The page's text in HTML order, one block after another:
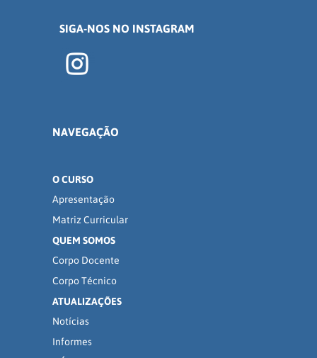
SIGA-NOS NO INSTAGRAM
NAVEGAÇÃO
O CURSO
Apresentação
Matriz Curricular
QUEM SOMOS
Corpo Docente
Corpo Técnico
ATUALIZAÇÕES
Notícias
Informes